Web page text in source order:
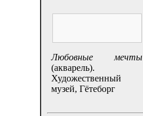
Любовные мечты
(акварель).
Художественный
музей, Гётеборг